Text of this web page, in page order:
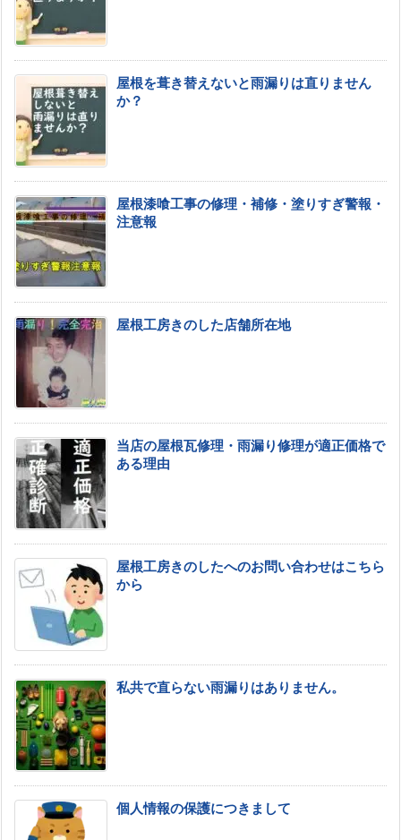
屋根を葺き替えないと雨漏りは直りません
か？
屋根漆喰工事の修理・補修・塗りすぎ警報・
注意報
屋根工房きのした店舗所在地
当店の屋根瓦修理・雨漏り修理が適正価格で
ある理由
屋根工房きのしたへのお問い合わせはこちら
から
私共で直らない雨漏りはありません。
個人情報の保護につきまして